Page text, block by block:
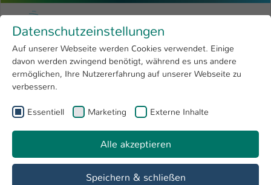
Menu
Forschung 4
Open submenu
Hochschule
International
Zum Hauptinhalt springen
Hochschule Kaiserslautern
Sie sind hier: Angewandte Logistik- und Polymerwissenschaften
Fachbereich
Polymerwissenschaften
Studieninteressierte Studierende
Datenschutzeinstellungen
Auf unserer Webseite werden Cookies verwendet. Einige
davon werden zwingend benötigt, während es uns andere
ermöglichen, Ihre Nutzererfahrung auf unserer Webseite zu
verbessern.
Essentiell Marketing Externe Inhalte
Alle akzeptieren
Speichern & schließen